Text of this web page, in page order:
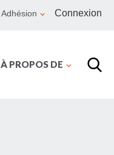
Adhésion Connexion
À PROPOS DE